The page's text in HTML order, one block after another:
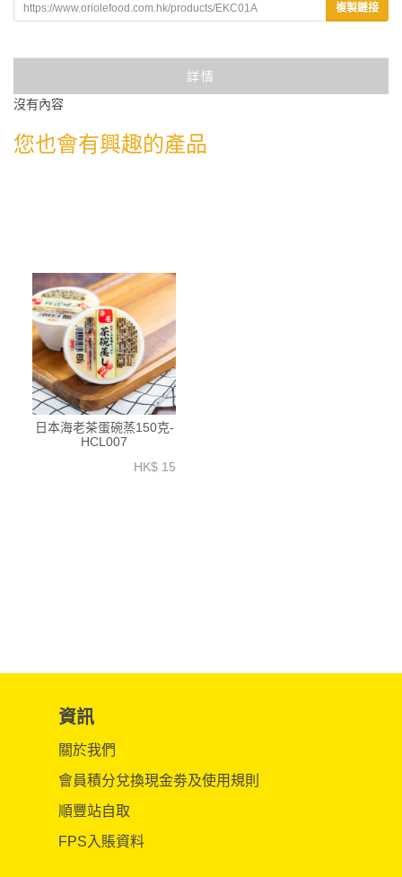
複製鏈接
詳情
沒有內容
您也會有興趣的產品
日本海老茶蛋碗蒸150克-
HCL007
HK$ 15
資訊
關於我們
會員積分兌換現金劵及使用規則
順豐站自取
FPS入賬資料